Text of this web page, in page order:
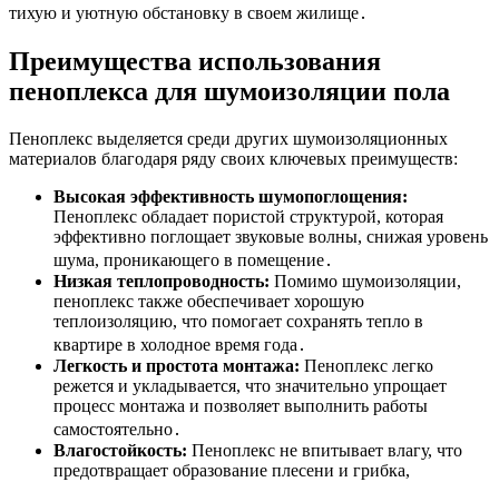
тихую и уютную обстановку в своем жилище․
Преимущества использования
пеноплекса для шумоизоляции пола
Пеноплекс выделяется среди других шумоизоляционных
материалов благодаря ряду своих ключевых преимуществ:
Высокая эффективность шумопоглощения:
Пеноплекс обладает пористой структурой, которая
эффективно поглощает звуковые волны, снижая уровень
шума, проникающего в помещение․
Низкая теплопроводность: Помимо шумоизоляции,
пеноплекс также обеспечивает хорошую
теплоизоляцию, что помогает сохранять тепло в
квартире в холодное время года․
Легкость и простота монтажа: Пеноплекс легко
режется и укладывается, что значительно упрощает
процесс монтажа и позволяет выполнить работы
самостоятельно․
Влагостойкость: Пеноплекс не впитывает влагу, что
предотвращает образование плесени и грибка,